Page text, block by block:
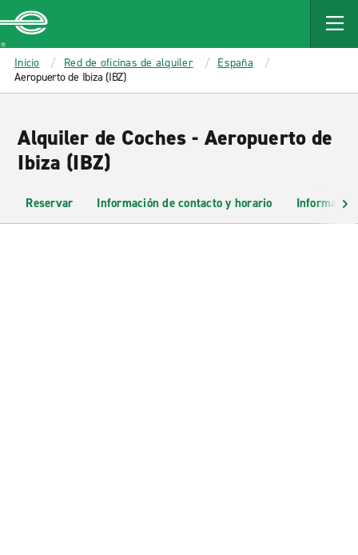
MAIN
CONTENT
Enterprise
Inicio Red de oficinas de alquiler
España
Aeropuerto de Ibiza (IBZ)
Alquiler de Coches - Aeropuerto de
Ibiza (IBZ)
Reservar Información de contacto y horario